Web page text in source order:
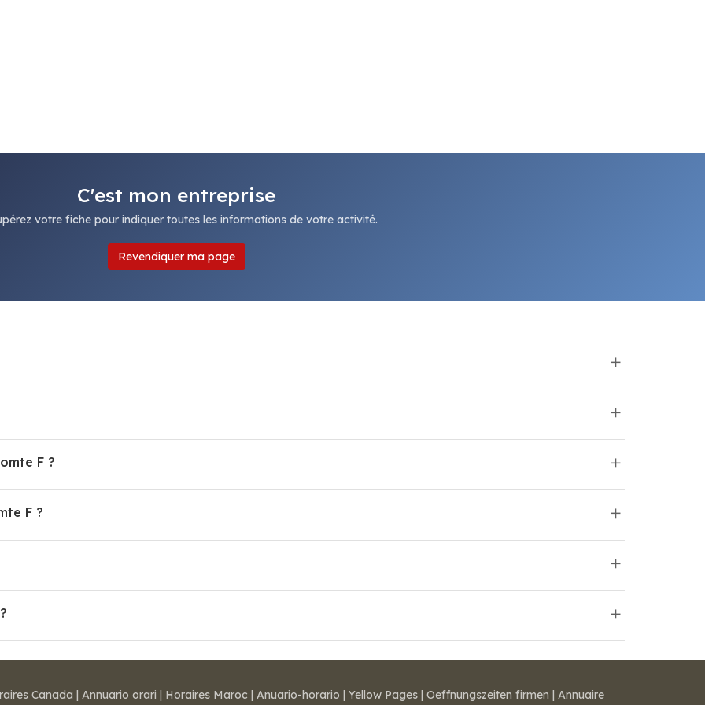
C'est mon entreprise
votre fiche pour indiquer toutes les informations de votre activité.
Revendiquer ma page
F ?
F ?
Canada | Annuario orari | Horaires Maroc | Anuario-horario | Yellow Pages | Oeffnungszeiten firmen | Annuaire